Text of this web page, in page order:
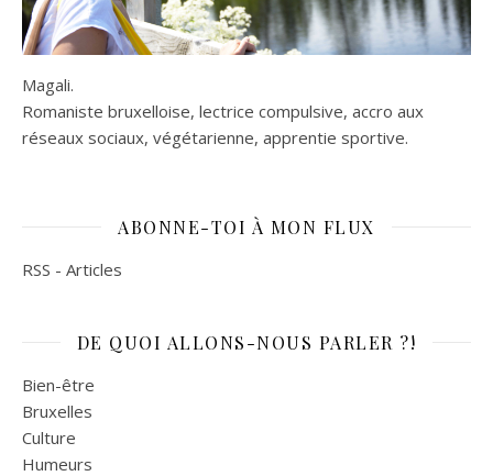
Magali.
Romaniste bruxelloise, lectrice compulsive, accro aux
réseaux sociaux, végétarienne, apprentie sportive.
ABONNE-TOI À MON FLUX
RSS - Articles
DE QUOI ALLONS-NOUS PARLER ?!
Bien-être
Bruxelles
Culture
Humeurs